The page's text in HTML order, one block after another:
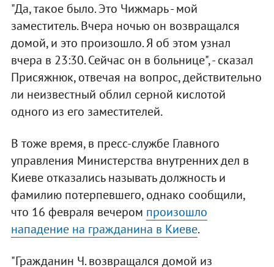
"Да, такое было. Это Чижмарь - мой
заместитель. Вчера ночью он возвращался
домой, и это произошло. Я об этом узнал
вчера в 23:30. Сейчас он в больнице", - сказал
Присяжнюк, отвечая на вопрос, действительно
ли неизвестный облил серной кислотой
одного из его заместителей.
В тоже время, в пресс-службе Главного
управления Министерства внутренних дел в
Киеве отказались называть должность и
фамилию потерпевшего, однако сообщили,
что 16 февраля вечером произошло
нападение на гражданина в Киеве.
"Гражданин Ч. возвращался домой из